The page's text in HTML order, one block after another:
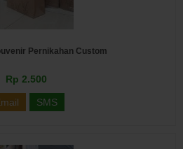
Pernikahan Custom
Rp 2.500
SMS